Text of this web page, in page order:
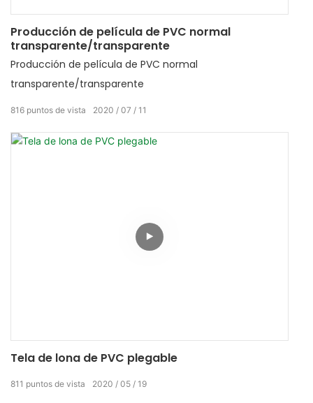
Producción de película de PVC normal
transparente/transparente
Producción de película de PVC normal
transparente/transparente
2020 07 11
816 puntos de vista
Tela de lona de PVC plegable
2020 05 19
811 puntos de vista